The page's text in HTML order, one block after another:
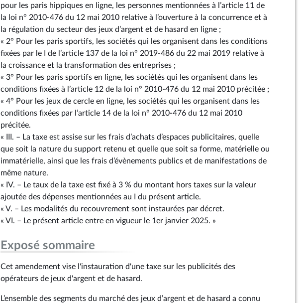
pour les paris hippiques en ligne, les personnes mentionnées à l’article 11 de
la loi n° 2010-476 du 12 mai 2010 relative à l’ouverture à la concurrence et à
la régulation du secteur des jeux d’argent et de hasard en ligne ;
« 2° Pour les paris sportifs, les sociétés qui les organisent dans les conditions
fixées par le I de l’article 137 de la loi n° 2019-486 du 22 mai 2019 relative à
la croissance et la transformation des entreprises ;
« 3° Pour les paris sportifs en ligne, les sociétés qui les organisent dans les
conditions fixées à l’article 12 de la loi n° 2010-476 du 12 mai 2010 précitée ;
« 4° Pour les jeux de cercle en ligne, les sociétés qui les organisent dans les
conditions fixées par l’article 14 de la loi n° 2010-476 du 12 mai 2010
précitée.
« III. – La taxe est assise sur les frais d’achats d’espaces publicitaires, quelle
que soit la nature du support retenu et quelle que soit sa forme, matérielle ou
immatérielle, ainsi que les frais d’évènements publics et de manifestations de
même nature.
« IV. – Le taux de la taxe est fixé à 3 % du montant hors taxes sur la valeur
ajoutée des dépenses mentionnées au I du présent article.
« V. – Les modalités du recouvrement sont instaurées par décret.
« VI. – Le présent article entre en vigueur le 1er janvier 2025. »
Exposé sommaire
Cet amendement vise l'instauration d'une taxe sur les publicités des
opérateurs de jeux d'argent et de hasard.
L’ensemble des segments du marché des jeux d’argent et de hasard a connu